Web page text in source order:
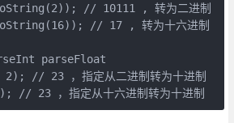
// 10111 , 转为二进制
// 17 , 转为十六进制
parseFloat
// 23 ，指定从二进制转为十进制